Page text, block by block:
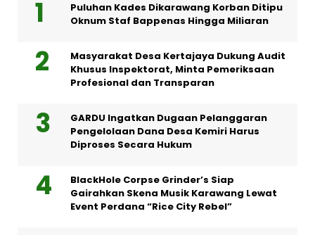
Puluhan Kades Dikarawang Korban Ditipu
Oknum Staf Bappenas Hingga Miliaran
Masyarakat Desa Kertajaya Dukung Audit
Khusus Inspektorat, Minta Pemeriksaan
Profesional dan Transparan
GARDU Ingatkan Dugaan Pelanggaran
Pengelolaan Dana Desa Kemiri Harus
Diproses Secara Hukum
BlackHole Corpse Grinder’s Siap
Gairahkan Skena Musik Karawang Lewat
Event Perdana “Rice City Rebel”